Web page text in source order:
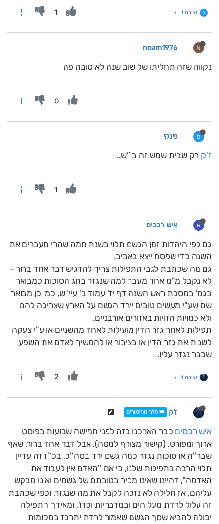
פ תגובה 1 1
N
noam1976
נקווה שזה תחליתו של שוב שנה לא טובה פה
0
פ פינקי
ז'ק רק שבית שמש זה בי”ש..
1
א איש רכסים
גם לפי היהדות זמן הגשם תלוי בשנת חמה שהרי מעברים את
השנה כדי שפסח ייצא באביב.
גם מה שכתבת לגבי התפילות צריך להדגיש דבר אחד ברור -
לא נקבל מ"מ אחד מעבר למה שנגזר בחג הסוכות כמבואר
בגמ' במסכת ראש השנה דף יז' עמוד ב' עיי"ש, כמו כן מבואר
שם שע"י מעשים טובים יירד הגשם על הארץ שצריכה להם
ולא כמויות הזויות באזורים אורבניים.
תפילות לאחר גזר הדין מועילות לאחד מהשניים או ע"י צעקה
לשנות את גזר הדין או בציבור או להמשיך לאדם את השפע
שכבר נגזר עליו.
תגובה 1 2
ז'ק 👑 מלך ההימורים
איש רכסים כבר הארכנו בזה לפני חמישה שבועות בפוסט
ארוך ומפורט. (קישור מצורף למטה). אבל דבר אחד ברור, שאף
שבר''ה או סוכות נגזר כמה גשם ירד בסה''כ, בכ''ז זה עדיין
תלוי הרבה בתפילות שלנו, כי אם ''האדם אין לעבוד את
האדמה'', דהיינו שאינו מכיר בטובתם של גשמים ואינו מבקש
עליהם, אז חלילה לא נזכה לקבל את מה שנגזר, וכפי שכתבת
זה עלול לרדת מעל הים ובמדבריות וכדו', ומאידך התפילה
יכולה להביא שסך הגשם שאמור לרדת יתרכז במקומות